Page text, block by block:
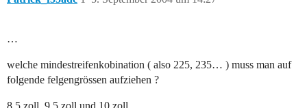
…
welche mindestreifenkobination ( also 225, 235… ) muss man auf
folgende felgengrössen aufziehen ?
8,5 zoll, 9,5 zoll und 10 zoll…